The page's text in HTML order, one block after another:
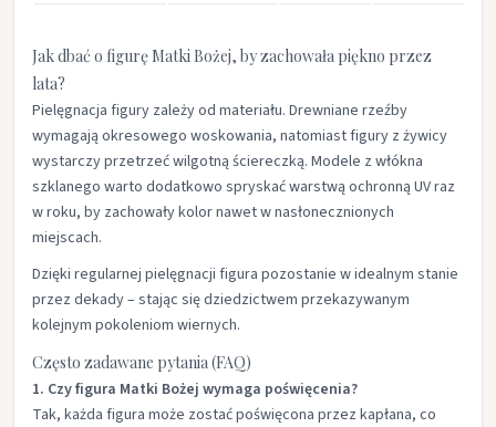
Jak dbać o figurę Matki Bożej, by zachowała piękno przez
lata?
Pielęgnacja figury zależy od materiału. Drewniane rzeźby
wymagają okresowego woskowania, natomiast figury z żywicy
wystarczy przetrzeć wilgotną ściereczką. Modele z włókna
szklanego warto dodatkowo spryskać warstwą ochronną UV raz
w roku, by zachowały kolor nawet w nasłonecznionych
miejscach.
Dzięki regularnej pielęgnacji figura pozostanie w idealnym stanie
przez dekady – stając się dziedzictwem przekazywanym
kolejnym pokoleniom wiernych.
Często zadawane pytania (FAQ)
1. Czy figura Matki Bożej wymaga poświęcenia?
Tak, każda figura może zostać poświęcona przez kapłana, co